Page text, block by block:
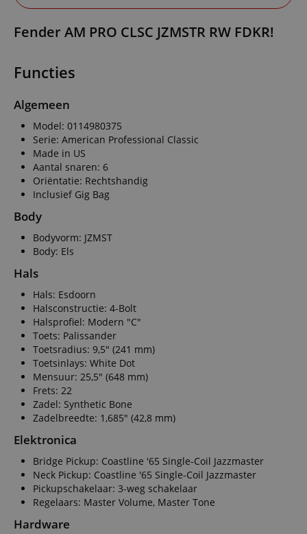
Fender AM PRO CLSC JZMSTR RW FDKR!
Functies
Algemeen
Model: 0114980375
Serie: American Professional Classic
Made in US
Aantal snaren: 6
Oriëntatie: Rechtshandig
Inclusief Gig Bag
Body
Bodyvorm: JZMST
Body: Els
Hals
Hals: Esdoorn
Halsconstructie: 4-Bolt
Halsprofiel: Modern "C"
Toets: Palissander
Toetsradius: 9,5" (241 mm)
Toetsinlays: White Dot
Mensuur: 25,5" (648 mm)
Frets: 22
Zadel: Synthetic Bone
Zadelbreedte: 1,685" (42,8 mm)
Elektronica
Bridge Pickup: Coastline '65 Single-Coil Jazzmaster
Neck Pickup: Coastline '65 Single-Coil Jazzmaster
Pickupschakelaar: 3-weg schakelaar
Regelaars: Master Volume, Master Tone
Hardware